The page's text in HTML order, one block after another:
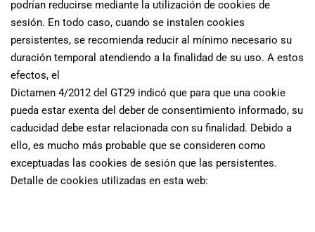
podrían reducirse mediante la utilización de cookies de
sesión. En todo caso, cuando se instalen cookies
persistentes, se recomienda reducir al mínimo necesario su
duración temporal atendiendo a la finalidad de su uso. A estos
efectos, el
Dictamen 4/2012 del GT29 indicó que para que una cookie
pueda estar exenta del deber de consentimiento informado, su
caducidad debe estar relacionada con su finalidad. Debido a
ello, es mucho más probable que se consideren como
exceptuadas las cookies de sesión que las persistentes.
Detalle de cookies utilizadas en esta web: